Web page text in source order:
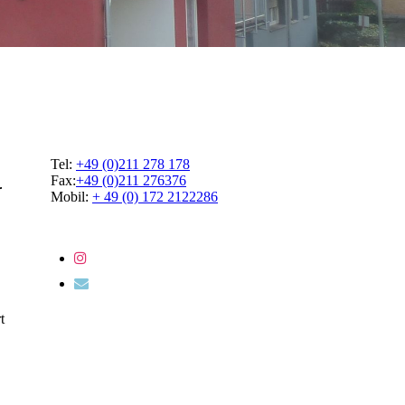
Tel: +49 (0)211 278 178
Fax:+49 (0)211 276376
Mobil: + 49 (0) 172 2122286